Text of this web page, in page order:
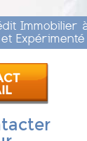
Immobilier
et